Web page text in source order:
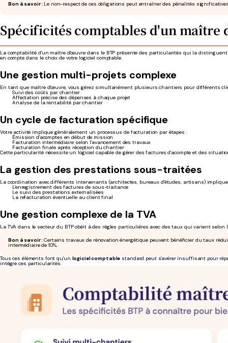
Bon à savoir : Le non-respect de ces obligations peut entraîner des pénalités
Spécificités comptables d'un maître
La comptabilité d'un maître d'œuvre dans le BTP présente des particularités qui la
en compte dans le choix de votre logiciel comptable.
Une gestion multi-projets complexe
En tant que maître d'œuvre, vous gérez simultanément plusieurs chantiers pour différents
Suivi des coûts par chantier
Affectation précise des dépenses à chaque projet
Analyse de la rentabilité par chantier
Un cycle de facturation spécifique
Votre activité implique généralement un processus de facturation par étapes :
Émission d'acomptes en début de mission
Facturation intermédiaire selon l'avancement des travaux
Facturation finale après réception du chantier
Cette particularité nécessite un logiciel capable de gérer des factures d'acompte et des
La gestion des prestations sous-traitées
La coordination avec différents intervenants (architectes, bureaux d'études, artisans)
L'enregistrement des factures de sous-traitance
Le suivi des prestations externalisées
La refacturation éventuelle au client final
Une gestion complexe de la TVA
La TVA dans le secteur du BTP obéit à des règles particulières avec des taux qui varient
Bon à savoir :Certains travaux de rénovation énergétique peuvent bénéficier du taux
intermédiaire de 10%.
Tous ces éléments font qu'un logiciel comptable standard peut s'avérer insuffisant pour
intègre ces particularités.